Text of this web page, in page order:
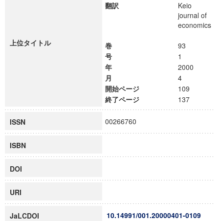
上位タイトル
翻訳
Keio
journal of
economics
巻
93
号
1
年
2000
月
4
開始ページ
109
終了ページ
137
ISSN 00266760
ISBN
DOI
URI
JaLCDOI 10.14991/001.20000401-0109